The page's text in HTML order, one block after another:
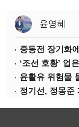
윤영혜
중동전 장기화